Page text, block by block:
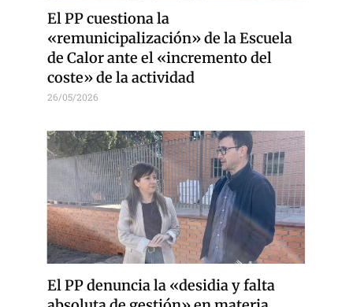
El PP cuestiona la
«remunicipalización» de la Escuela
de Calor ante el «incremento del
coste» de la actividad
26/05/2026
El PP denuncia la «desidia y falta